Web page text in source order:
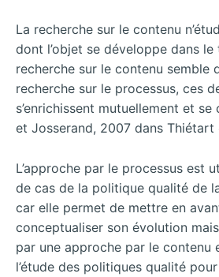
La recherche sur le contenu
dont l’objet se développe dans le
recherche sur le contenu semble
recherche sur le processus, ces
s’enrichissent mutuellement et
et Josserand, 2007 dans Thiétart
L’approche par le processus est
de cas de la politique qualité de
car elle permet de mettre en
conceptualiser son évolution
par une approche par le contenu
l’étude des politiques qualité